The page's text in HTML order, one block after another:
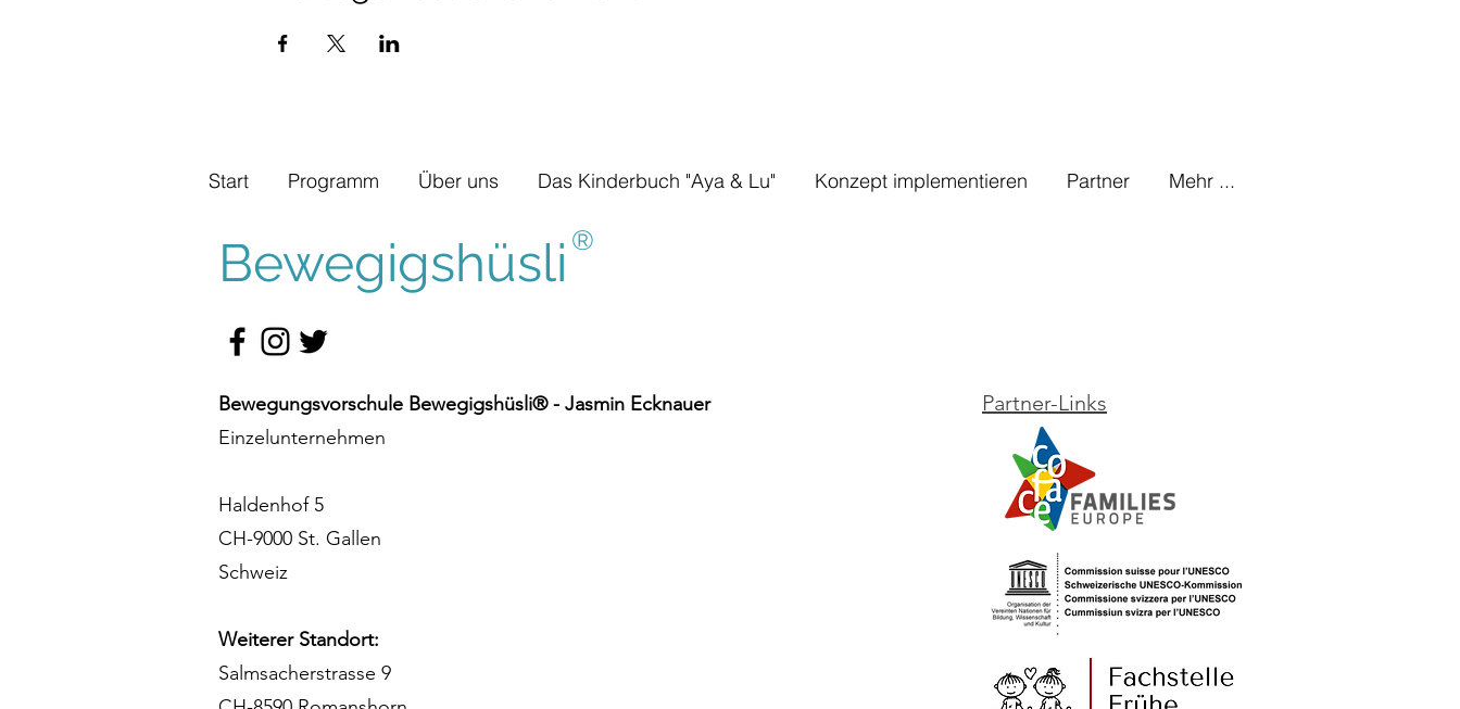
Start Programm Über uns Das Kinderbuch "Aya & Lu" Konzept implementieren Partner Mehr ...
Bewegigshüsli ®
Bewegungsvorschule Bewegigshüsli® - Jasmin Ecknauer
Einzelunternehmen
Haldenhof 5
CH-9000 St. Gallen
Schweiz
Weiterer Standort:
Salmsacherstrasse 9
Partner-Links